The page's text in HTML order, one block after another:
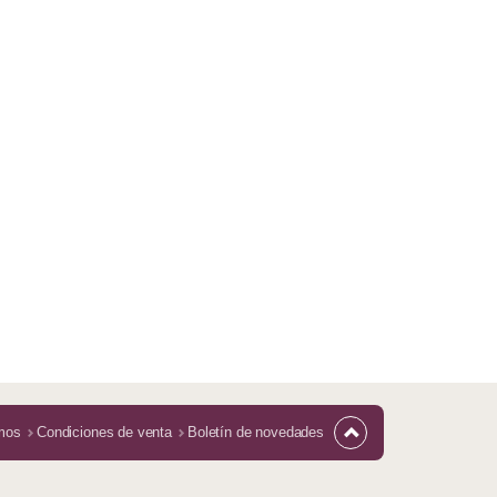
Condiciones de venta Boletín de novedades